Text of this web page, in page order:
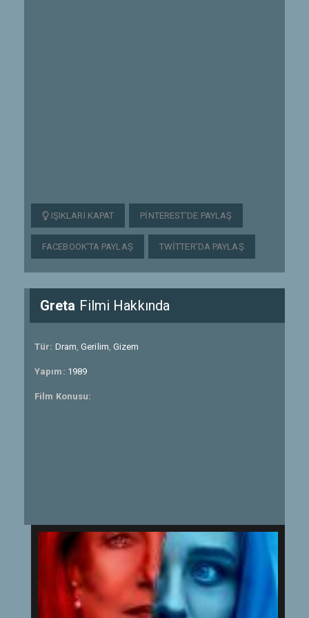
IŞIKLARI KAPAT PINTEREST'DE PAYLAŞ
FACEBOOK'TA PAYLAŞ TWITTER'DA PAYLAŞ
Greta Filmi Hakkında
Tür: Dram,Gerilim,Gizem
Yapım: 1989
Film Konusu: